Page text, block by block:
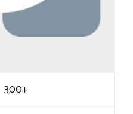
300+